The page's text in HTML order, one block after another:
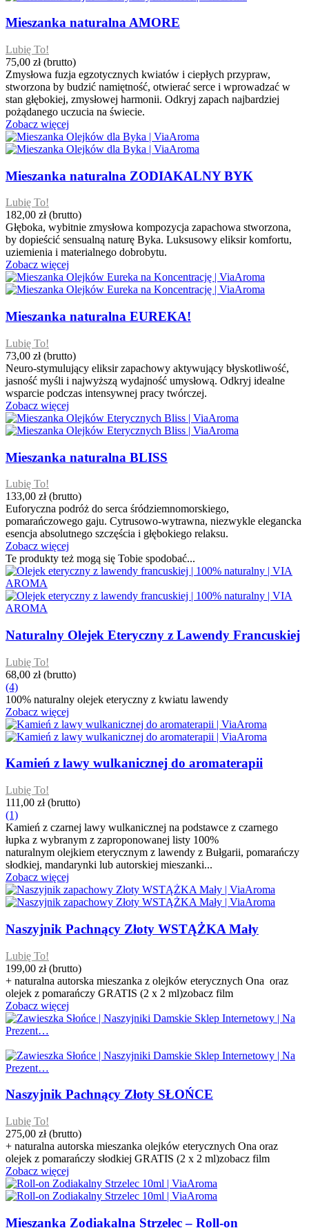
Mieszanka naturalna AMORE
Lubię To!
75,00 zł (brutto)
Zmysłowa fuzja egzotycznych kwiatów i ciepłych przypraw,
stworzona by budzić namiętność, otwierać serce i wprowadzać w
stan głębokiej, zmysłowej harmonii. Odkryj zapach najbardziej
pożądanego uczucia na świecie.
Zobacz więcej
Mieszanka naturalna ZODIAKALNY BYK
Lubię To!
182,00 zł (brutto)
Głęboka, wybitnie zmysłowa kompozycja zapachowa stworzona,
by dopieścić sensualną naturę Byka. Luksusowy eliksir komfortu,
uziemienia i materialnego dobrobytu.
Zobacz więcej
Mieszanka naturalna EUREKA!
Lubię To!
73,00 zł (brutto)
Neuro-stymulujący eliksir zapachowy aktywujący błyskotliwość,
jasność myśli i najwyższą wydajność umysłową. Odkryj idealne
wsparcie podczas intensywnej pracy twórczej.
Zobacz więcej
Mieszanka naturalna BLISS
Lubię To!
133,00 zł (brutto)
Euforyczna podróż do serca śródziemnomorskiego,
pomarańczowego gaju. Cytrusowo-wytrawna, niezwykle elegancka
esencja absolutnego szczęścia i głębokiego relaksu.
Zobacz więcej
Te produkty też mogą się Tobie spodobać...
Naturalny Olejek Eteryczny z Lawendy Francuskiej
Lubię To!
68,00 zł (brutto)
(4)
100% naturalny olejek eteryczny z kwiatu lawendy
Zobacz więcej
Kamień z lawy wulkanicznej do aromaterapii
Lubię To!
111,00 zł (brutto)
(1)
Kamień z czarnej lawy wulkanicznej na podstawce z czarnego
łupka z wybranym z zaproponowanej listy 100%
naturalnym olejkiem eterycznym z lawendy z Bułgarii, pomarańczy
słodkiej, mandarynki lub autorskiej mieszanki...
Zobacz więcej
Naszyjnik Pachnący Złoty WSTĄŻKA Mały
Lubię To!
199,00 zł (brutto)
+ naturalna autorska mieszanka z olejków eterycznych Ona oraz
olejek z pomarańczy GRATIS (2 x 2 ml)zobacz film
Zobacz więcej
Naszyjnik Pachnący Złoty SŁOŃCE
Lubię To!
275,00 zł (brutto)
+ naturalna autorska mieszanka olejków eterycznych Ona oraz
olejek z pomarańczy słodkiej GRATIS (2 x 2 ml)zobacz film
Zobacz więcej
Mieszanka Zodiakalna Strzelec – Roll-on